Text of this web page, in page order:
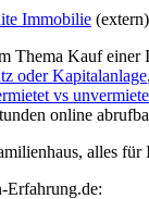
Immobilie (extern)
Thema Kauf einer
oder Kapitalanlage
vs
online
alles
Erfahrung.de: